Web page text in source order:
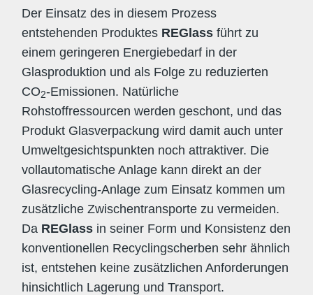
Der Einsatz des in diesem Prozess
entstehenden Produktes REGlass führt zu
einem geringeren Energiebedarf in der
Glasproduktion und als Folge zu reduzierten
CO2-Emissionen. Natürliche
Rohstoffressourcen werden geschont, und das
Produkt Glasverpackung wird damit auch unter
Umweltgesichtspunkten noch attraktiver. Die
vollautomatische Anlage kann direkt an der
Glasrecycling-Anlage zum Einsatz kommen um
zusätzliche Zwischentransporte zu vermeiden.
Da REGlass in seiner Form und Konsistenz den
konventionellen Recyclingscherben sehr ähnlich
ist, entstehen keine zusätzlichen Anforderungen
hinsichtlich Lagerung und Transport.